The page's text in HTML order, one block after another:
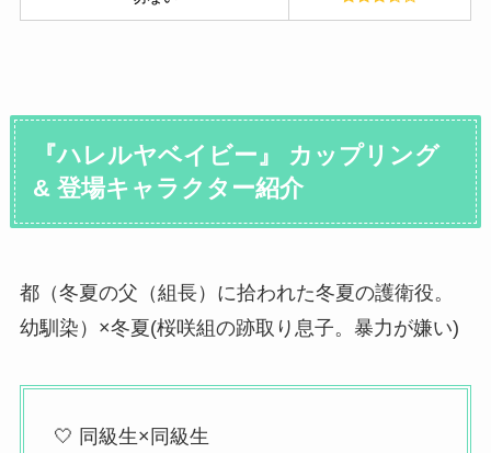
『ハレルヤベイビー』 カップリング
& 登場キャラクター紹介
都（冬夏の父（組長）に拾われた冬夏の護衛役。
幼馴染）×冬夏(桜咲組の跡取り息子。暴力が嫌い)
🤍 同級生×同級生